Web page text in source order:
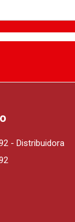
- Distribuidora